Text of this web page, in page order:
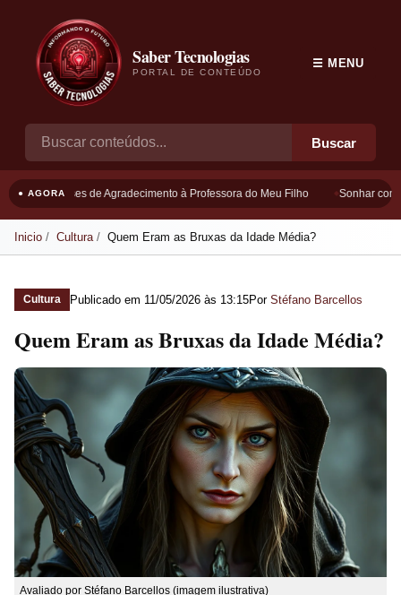
Saber Tecnologias
PORTAL DE CONTEÚDO
Buscar
☰ MENU
● AGORAFrases de Agradecimento à Professora do Meu Filho Sonhar com
Inicio Cultura Quem Eram as Bruxas da Idade Média?
Cultura Publicado em 11/05/2026 às 13:15Por Stéfano Barcellos
Quem Eram as Bruxas da Idade Média?
Avaliado por Stéfano Barcellos (imagem ilustrativa)